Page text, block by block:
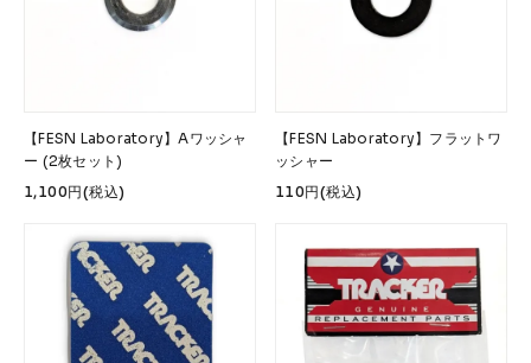
【FESN Laboratory】Aワッシャ
ー (2枚セット)
1,100円(税込)
【FESN Laboratory】フラットワ
ッシャー
110円(税込)